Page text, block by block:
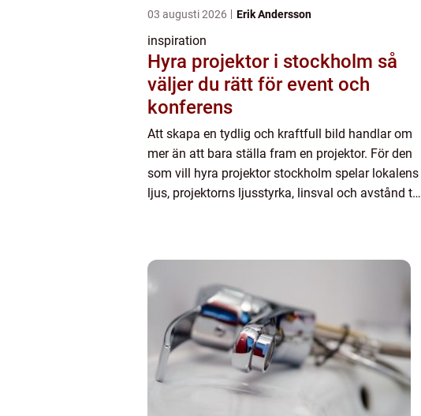
03 augusti 2026 Erik Andersson
inspiration
Hyra projektor i stockholm så
väljer du rätt för event och
konferens
Att skapa en tydlig och kraftfull bild handlar om
mer än att bara ställa fram en projektor. För den
som vill hyra projektor stockholm spelar lokalens
ljus, projektorns ljusstyrka, linsval och avstånd till